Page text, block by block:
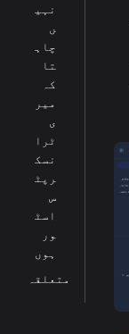
نہی
ں
چاہ
تا
کہ
میر
ی
ٹرا
نسک
رپٹ
س
اسٹ
ور
ہوں
متعلقہ